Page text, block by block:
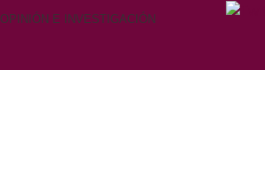
OPINIÓN E INVESTIGACIÓN